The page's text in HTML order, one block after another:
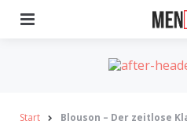
Start Blouson – Der zeitlose